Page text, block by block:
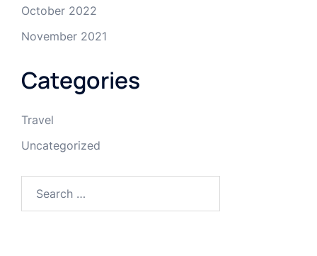
October 2022
November 2021
Categories
Travel
Uncategorized
for: